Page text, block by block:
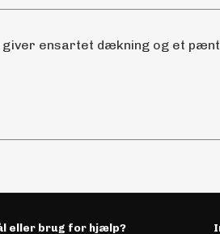
ensartet dækning og et
eller brug for hjælp?